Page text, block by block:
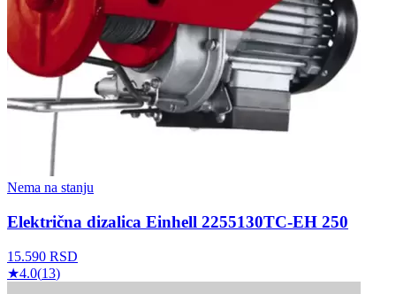
Nema na stanju
Električna dizalica Einhell 2255130TC-EH 250
15.590 RSD
★4.0(13)